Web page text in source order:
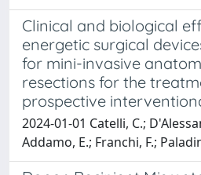
Clinical and biological
energetic surgical
for mini-invasive
resections for the
prospective
2024-01-01 Catelli, C.;
Addamo, E.; Franchi, F.;